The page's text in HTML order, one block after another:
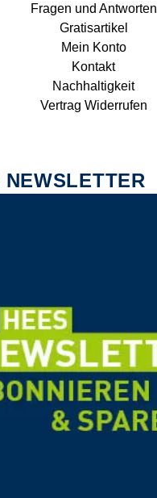
Fragen und Antworten
Gratisartikel
Mein Konto
Kontakt
Nachhaltigkeit
Vertrag Widerrufen
NEWSLETTER